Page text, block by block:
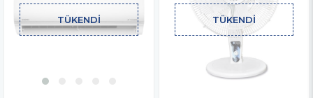
TÜKENDI TÜKENDI